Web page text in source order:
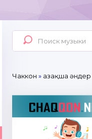
Чаккон » Қазақша әндер